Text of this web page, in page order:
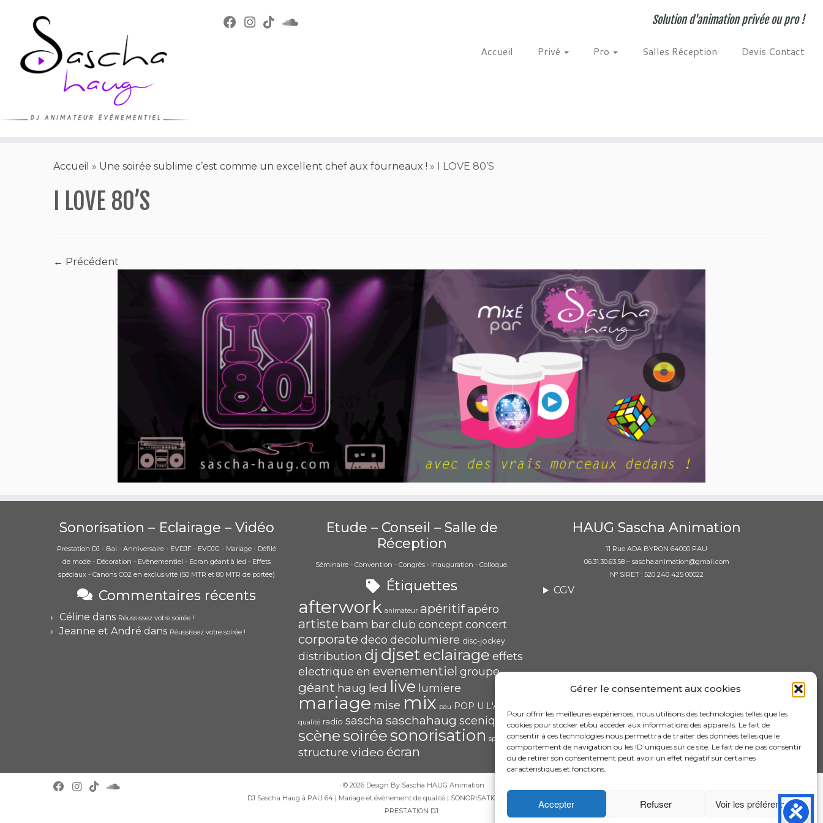
Gérer le consentement aux cookies
Pour offrir les meilleures expériences, nous utilisons des technologies telles que les
cookies pour stocker et/ou accéder aux informations des appareils. Le fait de
consentir à ces technologies nous permettra de traiter des données telles que le
comportement de navigation ou les ID uniques sur ce site. Le fait de ne pas consentir
ou de retirer son consentement peut avoir un effet négatif sur certaines
caractéristiques et fonctions.
Accepter Refuser Voir les préférences
content
Solution d'animation privée ou pro !
Accueil Privé Pro Salles Réception Devis Contact
Accueil » Une soirée sublime c’est comme un excellent chef aux fourneaux ! » I LOVE 80’S
I LOVE 80’S
← Précédent
Sonorisation – Eclairage – Vidéo
Prestation DJ - Bal - Anniversaire - EVDJF - EVDJG - Mariage - Défilé
de mode - Décoration - Evènementiel - Ecran géant à led - Effets
spéciaux - Canons CO2 en exclusivité (50 MTR et 80 MTR de portée)
Commentaires récents
Céline dans Réussissez votre soirée !
Jeanne et André dans Réussissez votre soirée !
Etude – Conseil – Salle de
Réception
Séminaire - Convention - Congrès - Inauguration - Colloque.
Étiquettes
afterwork animateur apéritifapéro
artiste bam barclub conceptconcert
corporate deco decolumiere disc-jockey
distribution dj djset eclairage effets
electrique en evenementiel groupe
géant haug led live lumiere
mariage mise mix pau POP U L'AIR
qualité radio sascha saschahaug scenique
scènesoiréesonorisation spécialiste
structure video écran
HAUG Sascha Animation
11 Rue ADA BYRON 64000 PAU
06.31.30.63.58 – sascha.animation@gmail.com
N° SIRET : 520 240 425 00022
CGV
· © 2026 Design By Sascha HAUG Animation
DJ Sascha Haug à PAU 64 | Mariage et évènement de qualité | SONORISATION | ECLAIRAGE | VIDEO |
PRESTATION DJ